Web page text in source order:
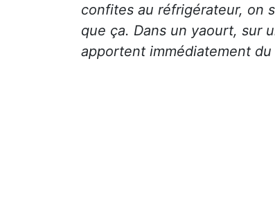
confites au réfrigérateur, on
que ça. Dans un yaourt, sur
apportent immédiatement